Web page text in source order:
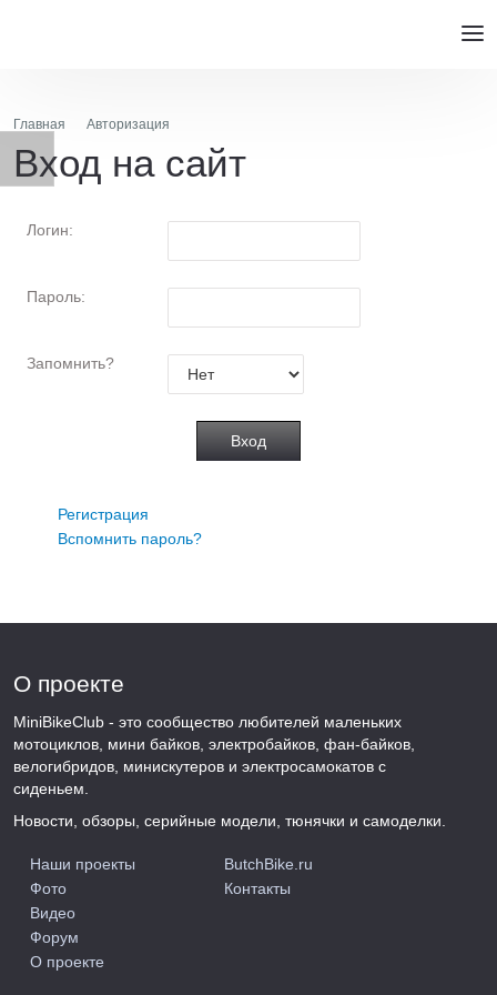
Главная Авторизация
Вход на сайт
Логин:
Пароль:
Запомнить?
Регистрация
Вспомнить пароль?
О проекте
MiniBikeClub - это сообщество любителей маленьких
мотоциклов, мини байков, электробайков, фан-байков,
велогибридов, минискутеров и электросамокатов с
сиденьем.
Новости, обзоры, серийные модели, тюнячки и самоделки.
Наши проекты
Фото
Видео
Форум
О проекте
ButchBike.ru
Контакты